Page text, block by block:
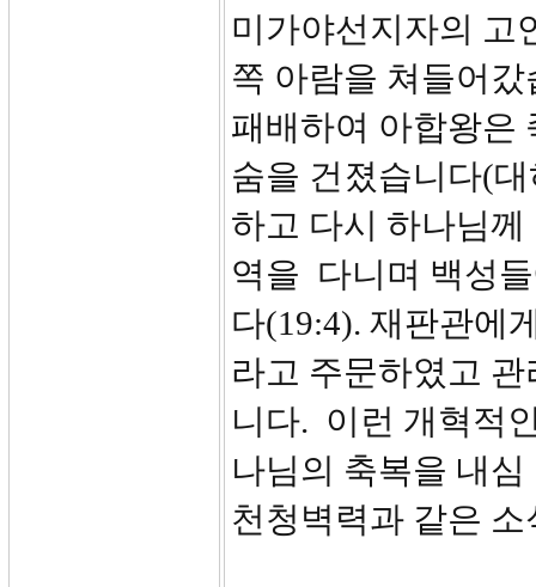
미가야선지자의 고
쪽 아람을 쳐들어
패배하여 아합왕은
숨을 건졌습니다(
하고 다시 하나님
역을 다니며 백성
다(19:4). 재판관에
라고 주문하였고
니다. 이런 개혁적
나님의 축복을 내
천청벽력과 같은